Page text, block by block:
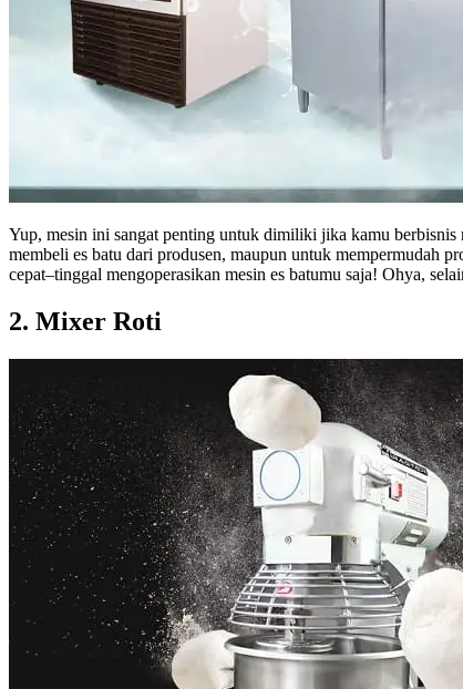
Yup, mesin ini sangat penting untuk dimiliki jika kamu
membeli es batu dari produsen, maupun untuk mempermudah
cepat–tinggal mengoperasikan mesin es batumu saja! Ohya,
2. Mixer Roti